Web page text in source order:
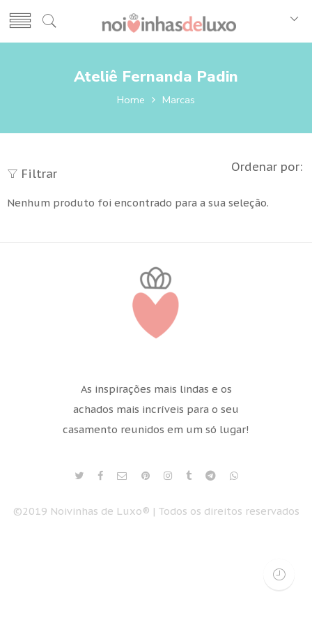
Ateliê Fernanda Padin
Home Marcas
Filtrar Ordenar por:
Nenhum produto foi encontrado para a sua seleção.
As inspirações mais lindas e os
achados mais incríveis para o seu
casamento reunidos em um só lugar!
©2019 Noivinhas de Luxo® | Todos os direitos reservados